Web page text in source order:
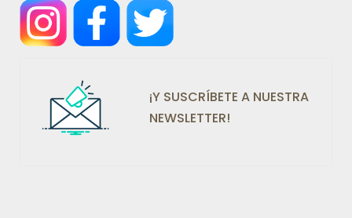
¡Y SUSCRÍBETE A NUESTRA
NEWSLETTER!